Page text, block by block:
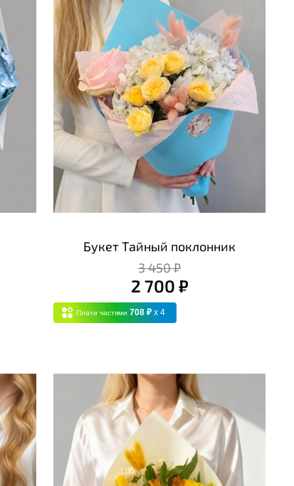
Букет Тайный поклонник
3 450 ₽
2 700 ₽
Плати частями 708 ₽ x 4